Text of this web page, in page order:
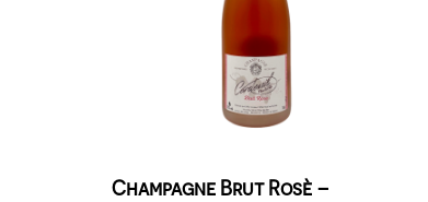
Champagne Brut Rosè –